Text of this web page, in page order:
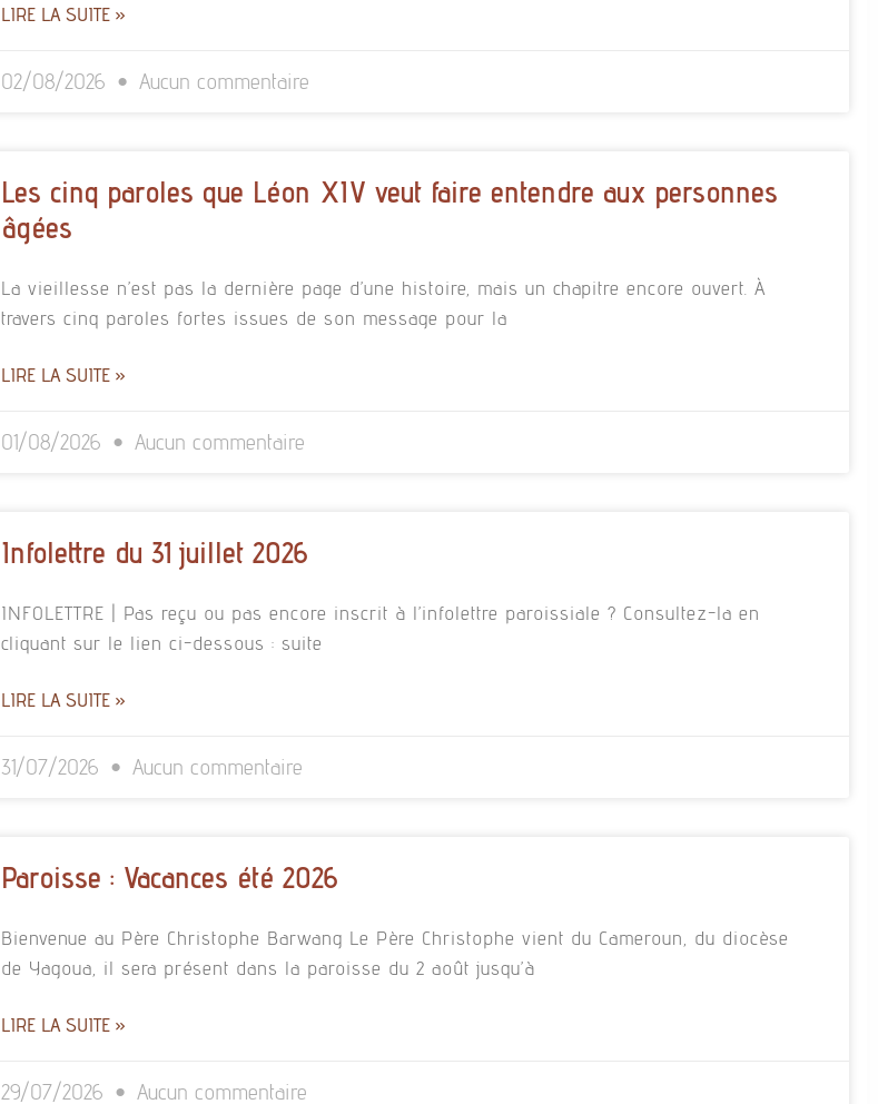
LIRE LA SUITE »
02/08/2026 Aucun commentaire
Les cinq paroles que Léon XIV veut faire entendre aux personnes
âgées
La vieillesse n’est pas la dernière page d’une histoire, mais un chapitre encore ouvert. À
travers cinq paroles fortes issues de son message pour la
LIRE LA SUITE »
01/08/2026 Aucun commentaire
Infolettre du 31 juillet 2026
INFOLETTRE | Pas reçu ou pas encore inscrit à l’infolettre paroissiale ? Consultez-la en
cliquant sur le lien ci-dessous : suite
LIRE LA SUITE »
31/07/2026 Aucun commentaire
Paroisse : Vacances été 2026
Bienvenue au Père Christophe Barwang Le Père Christophe vient du Cameroun, du diocèse
de Yagoua, il sera présent dans la paroisse du 2 août jusqu’à
LIRE LA SUITE »
29/07/2026 Aucun commentaire